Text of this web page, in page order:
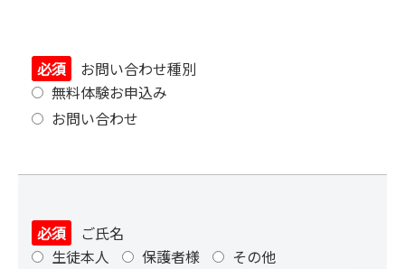
必須
お問い合わせ種別
無料体験お申込み
お問い合わせ
必須
ご氏名
生徒本人
保護者様 その他